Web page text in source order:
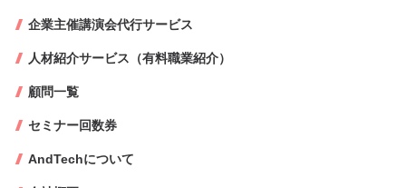
企業主催講演会代行サービス
人材紹介サービス（有料職業紹介）
顧問一覧
セミナー回数券
AndTechについて